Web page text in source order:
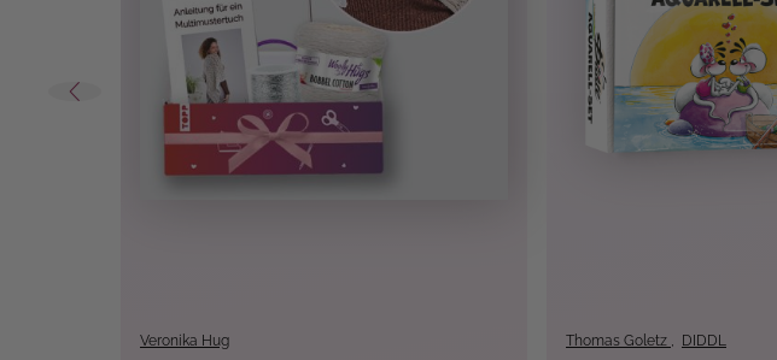
Veronika Hug Thomas Goletz DIDDL